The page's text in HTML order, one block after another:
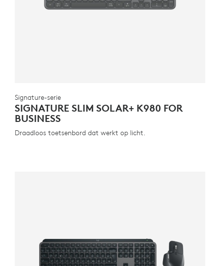
Signature-serie
SIGNATURE SLIM SOLAR+ K980 FOR
BUSINESS
Draadloos toetsenbord dat werkt op licht.